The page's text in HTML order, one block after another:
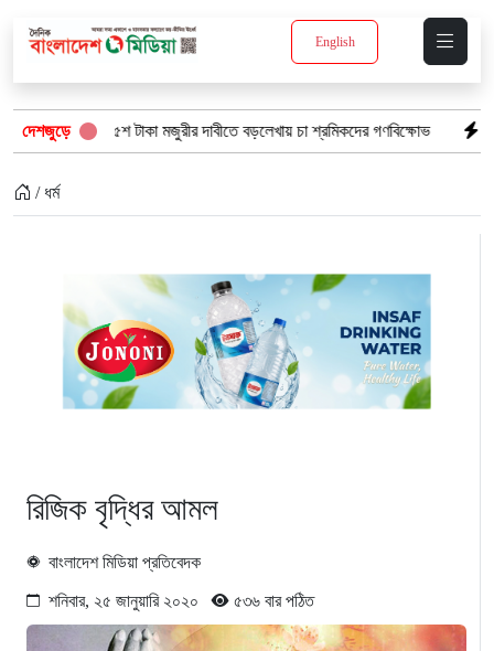
English
দেশজুড়ে
৫শ টাকা মজুরীর দাবীতে বড়লেখায় চা শ্রমিকদের গণবিক্ষোভ “১/১১-তে
/ ধর্ম
রিজিক বৃদ্ধির আমল
বাংলাদেশ মিডিয়া প্রতিবেদক
শনিবার, ২৫ জানুয়ারি ২০২০ ৫৩৬ বার পঠিত